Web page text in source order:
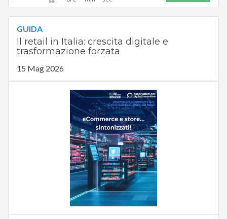
GUIDA
Il retail in Italia: crescita digitale e
trasformazione forzata
15 Mag 2026